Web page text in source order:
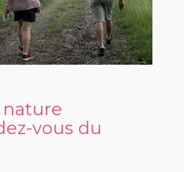
nature
vous du